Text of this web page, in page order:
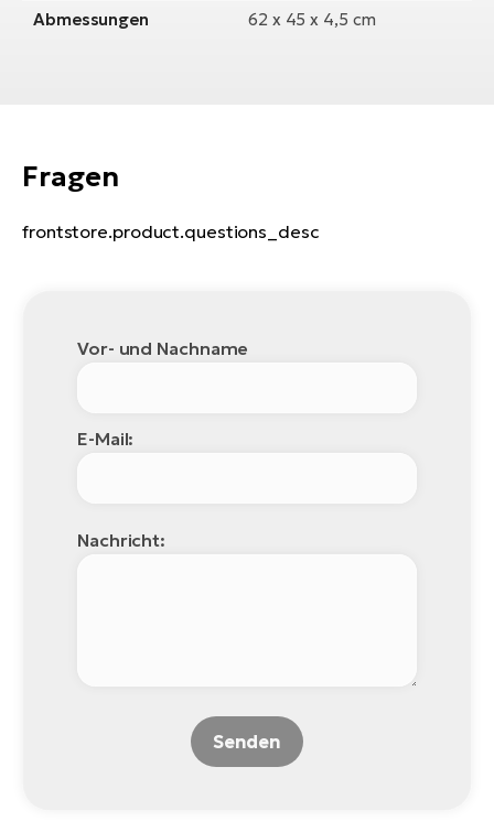
Abmessungen
62 x 45 x 4,5 cm
Fragen
frontstore.product.questions_desc
Vor- und Nachname
E-Mail:
Nachricht:
Senden